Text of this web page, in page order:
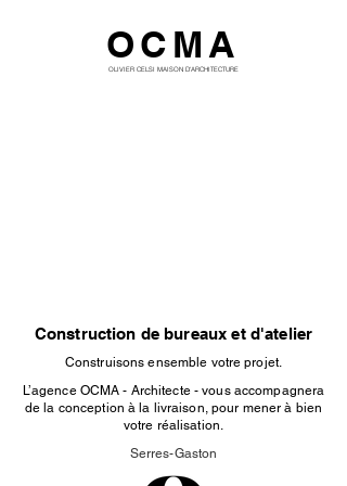
OCMA
OLIVIER CELSI MAISON D'ARCHITECTURE
Construction de bureaux et d'atelier
Construisons ensemble votre projet.
L’agence OCMA - Architecte - vous accompagnera
de la conception à la livraison, pour mener à bien
votre réalisation.
Serres-Gaston